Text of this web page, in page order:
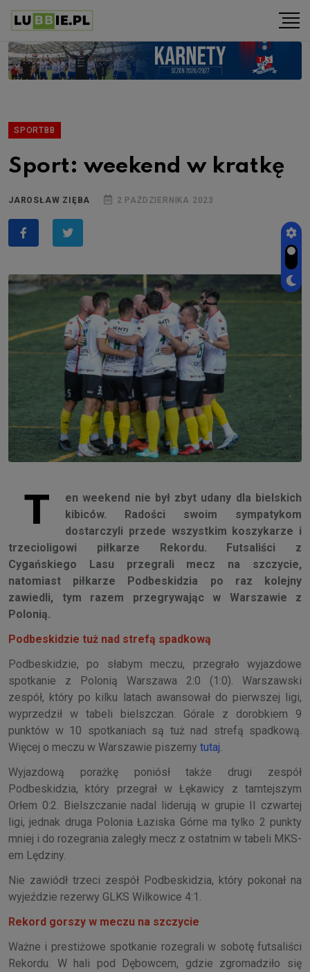
SPORTBB
Sport: weekend w kratkę
JAROSŁAW ZIĘBA 2 PAŹDZIERNIKA 2023
T
en weekend nie był zbyt udany dla bielskich
kibiców. Radości swoim sympatykom
dostarczyli przede wszystkim koszykarze i
trzecioligowi piłkarze Rekordu. Futsaliści z
Cygańskiego Lasu przegrali mecz na szczycie,
natomiast piłkarze Podbeskidzia po raz kolejny
zawiedli, tym razem przegrywając w Warszawie z
Polonią.
Podbeskidzie tuż nad strefą spadkową
Podbeskidzie, po słabym meczu, przegrało wyjazdowe
spotkanie z Polonią Warszawa 2:0 (1:0). Warszawski
zespół, który po kilku latach awansował do pierwszej ligi,
wyprzedził w tabeli bielszczan. Górale z dorobkiem 9
punktów w 10 spotkaniach są tuż nad strefą spadkową.
Więcej o meczu w Warszawie piszemy tutaj.
Wyjazdową porażkę poniósł także drugi zespół
Podbeskidzia, który przegrał w Łękawicy z tamtejszym
Orłem 0:2. Bielszczanie nadal liderują w grupie II czwartej
ligi, jednak druga Polonia Łaziska Górne ma tylko 2 punkty
mniej i do rozegrania zaległy mecz z ostatnim w tabeli MKS-
em Lędziny.
Nie zawiódł trzeci zespół Podbeskidzia, który pokonał na
wyjeździe rezerwy GLKS Wilkowice 4:1.
Rekord gorszy w meczu na szczycie
Ważne i prestiżowe spotkanie rozegrali w sobotę futsaliści
Rekordu. W hali pod Dębowcem, gdzie zgromadziło się